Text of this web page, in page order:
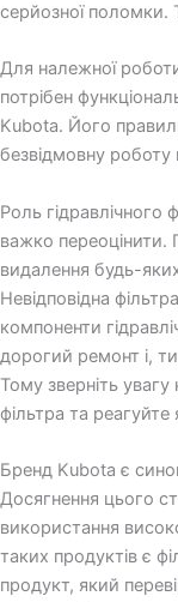
серйозної поломки.
Для належної
потрібен
Kubota. Його
безвідмовну роботу
Роль гідравлічного
важко переоцінити.
видалення будь-
Невідповідна
компоненти
дорогий ремонт і,
Тому зверніть
фільтра та
Бренд Kubota є
Досягнення цього
використання
таких продуктів є
продукт, який